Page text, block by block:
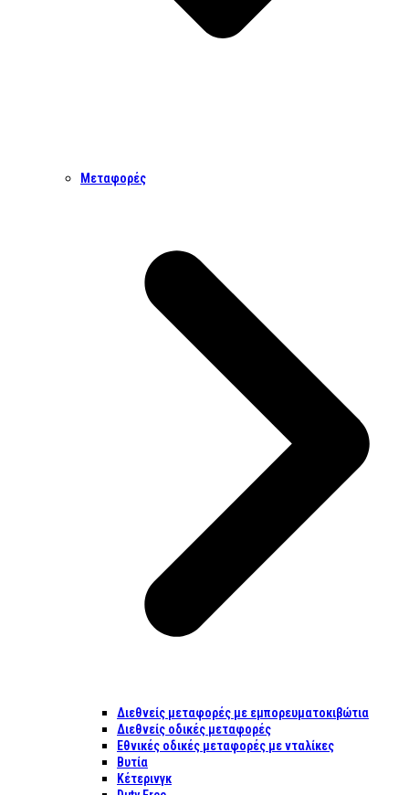
Μεταφορές
Διεθνείς μεταφορές με εμπορευματοκιβώτια
Διεθνείς οδικές μεταφορές
Εθνικές οδικές μεταφορές με νταλίκες
Βυτία
Κέτερινγκ